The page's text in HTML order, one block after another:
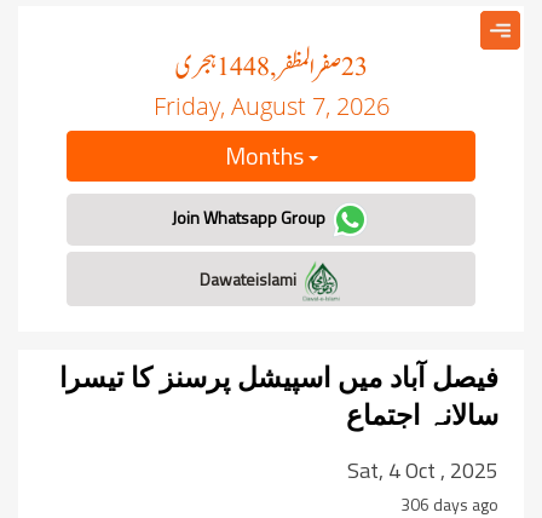
23صفر المظفر, 1448 ہجری
Friday, August 7, 2026
Months
Join Whatsapp Group
فیصل آباد میں اسپیشل پرسنز کا تیسرا
سالانہ اجتماع
Sat, 4 Oct , 2025
306 days ago